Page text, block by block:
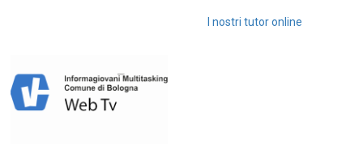
I nostri tutor online